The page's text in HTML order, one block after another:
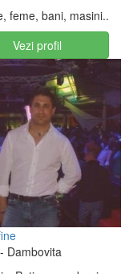
feme, bani, masini..
Vezi profil
- Dambovita